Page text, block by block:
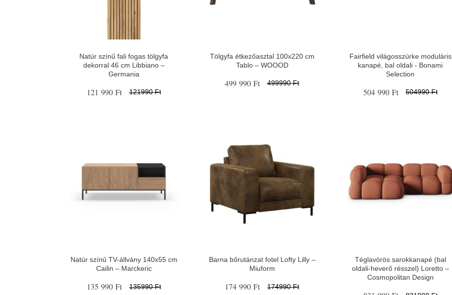
Natúr színű fali fogas tölgyfa
dekorral 46 cm Libbiano –
Germania
121 990 Ft 121990 Ft
Tölgyfa étkezőasztal 100x220 cm
Tablo – WOOOD
499 990 Ft 499990 Ft
Fairfield világosszürke moduláris
kanapé, bal oldali - Bonami
Selection
504 990 Ft 504990 Ft
Natúr színű TV-állvány 140x55 cm
Cailin – Marckeric
135 990 Ft 135990 Ft
Barna bőrutánzat fotel Lofty Lilly –
Miuform
174 990 Ft 174990 Ft
Téglavörös sarokkanapé (bal
oldali-heverő résszel) Loretto –
Cosmopolitan Design